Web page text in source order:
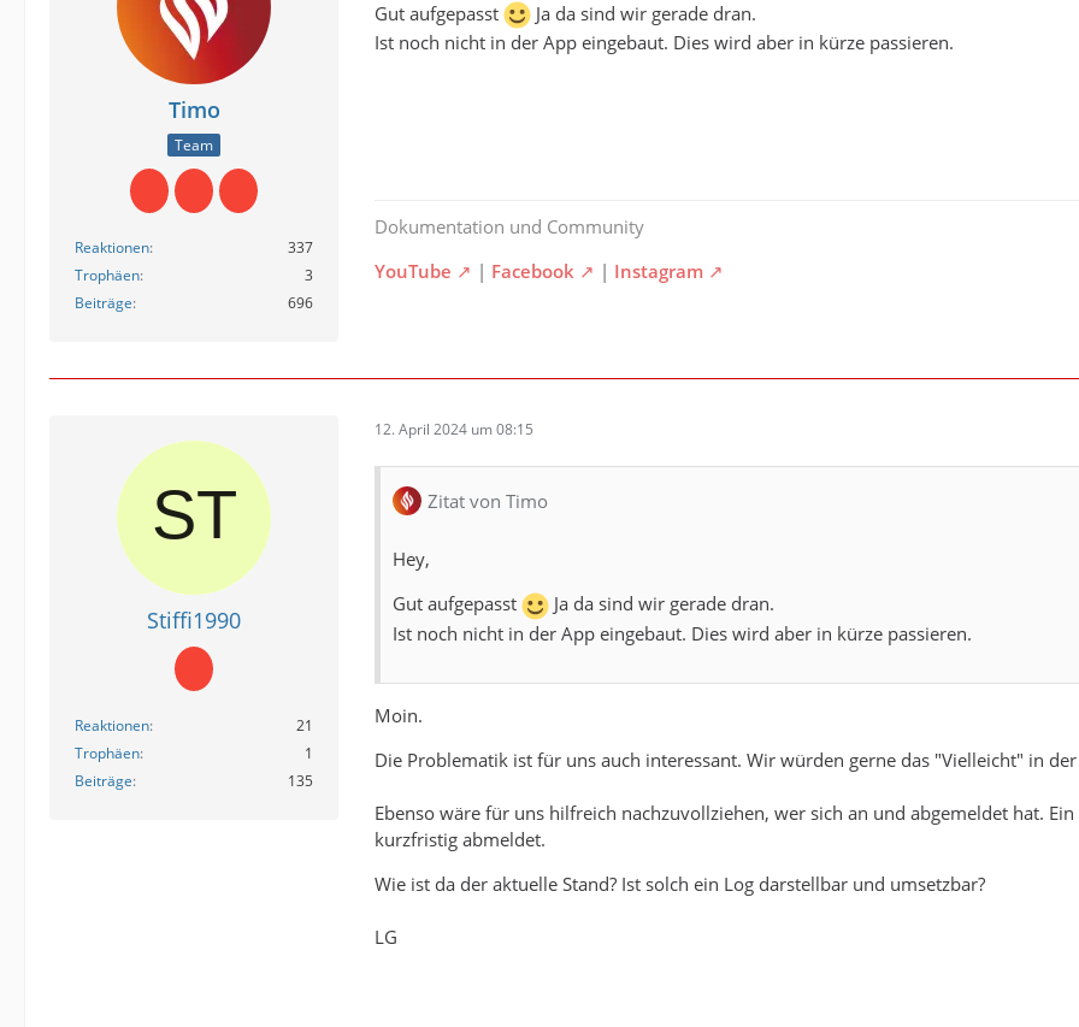
Timo
Team
Reaktionen
337
Trophäen
3
Beiträge
696
Gut aufgepasst
Ja da sind wir gerade dran.
Ist noch nicht in der App eingebaut. Dies wird aber in kürze passieren.
Dokumentation und Community
YouTube
| Facebook | Instagram
Stiffi1990
Reaktionen
21
Trophäen
1
Beiträge
135
12. April 2024 um 08:15
Zitat von Timo
Hey,
Gut aufgepasst
Ja da sind wir gerade dran.
Ist noch nicht in der App eingebaut. Dies wird aber in kürze passieren.
Moin.
Die Problematik ist für uns auch interessant. Wir würden gerne das "Vielleicht" in
Ebenso wäre für uns hilfreich nachzuvollziehen, wer sich an und abgemeldet hat.
kurzfristig abmeldet.
Wie ist da der aktuelle Stand? Ist solch ein Log darstellbar und umsetzbar?
LG